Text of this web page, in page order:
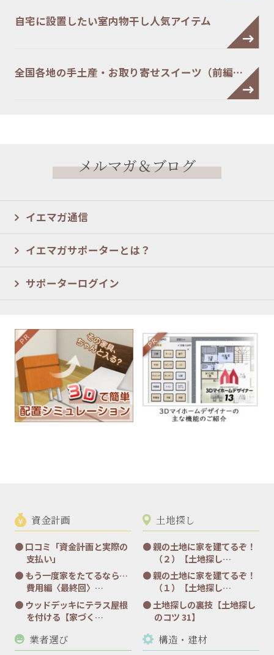
自宅に設置したい室内物干し人気アイテム
全国各地の手土産・お取り寄せスイーツ（前編…
メルマガ＆ブログ
イエマガ通信
イエマガサポーターとは？
サポーターログイン
資金計画
口コミ「資金計画と実際の
支払い」
もう一度家をたてるなら…
費用編〈最終回〉…
ウッドデッキにテラス屋根
を付ける【家づく…
土地探し
親の土地に家を建てるぞ！
（２）【土地探し…
親の土地に家を建てるぞ！
（１）【土地探し…
土地探しの裏技【土地探し
のコツ 31】
業者選び 構造・建材